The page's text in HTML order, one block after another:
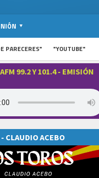
PARECERES" "YOUTUBE"
99.2 Y 101.4 - EMISIÓN
CLAUDIO ACEBO